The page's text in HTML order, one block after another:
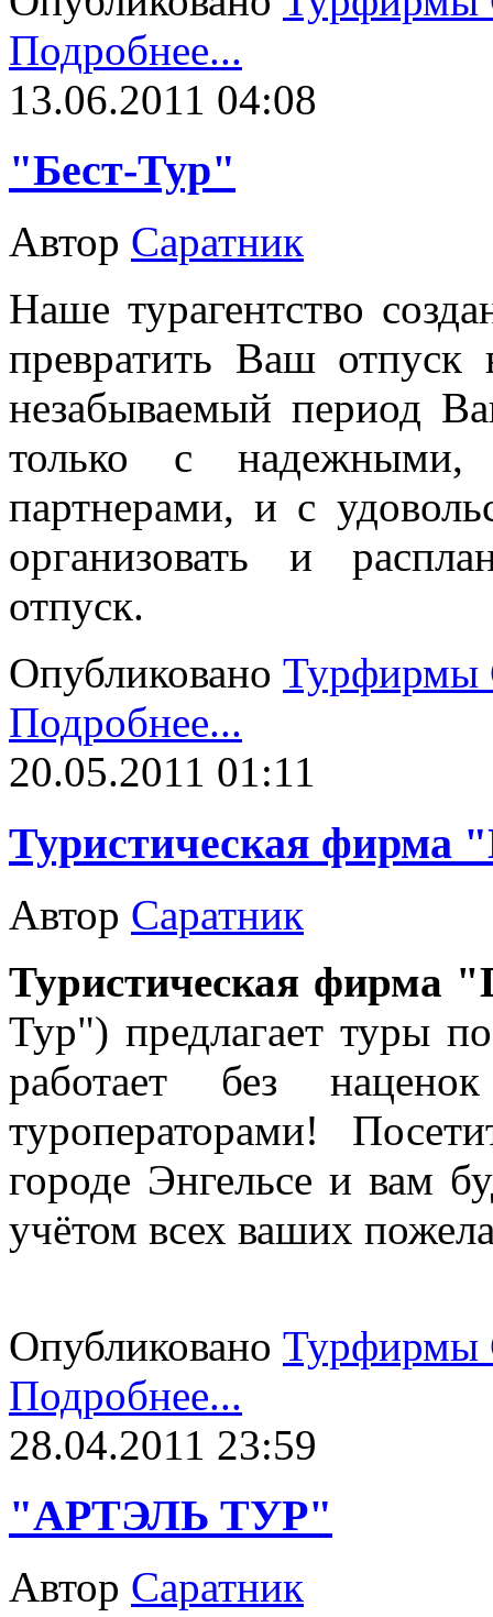
Подробнее...
13.06.2011 04:08
"Бест-Тур"
Автор Саратник
Наше турагентство
превратить Ваш
незабываемый период
только с надежными,
партнерами, и с
организовать и
отпуск.
Опубликовано Турфирмы
Подробнее...
20.05.2011 01:11
Туристическая фирма
Автор Саратник
Туристическая фирма
Тур") предлагает туры
работает без
туроператорами!
городе Энгельсе и вам
учётом всех ваших
Опубликовано Турфирмы
Подробнее...
28.04.2011 23:59
"АРТЭЛЬ ТУР"
Автор Саратник